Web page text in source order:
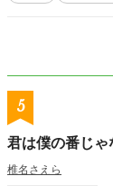
5
君は僕の番じゃ
椎名さえら